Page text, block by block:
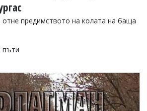
предимството на колата на баща
пъти